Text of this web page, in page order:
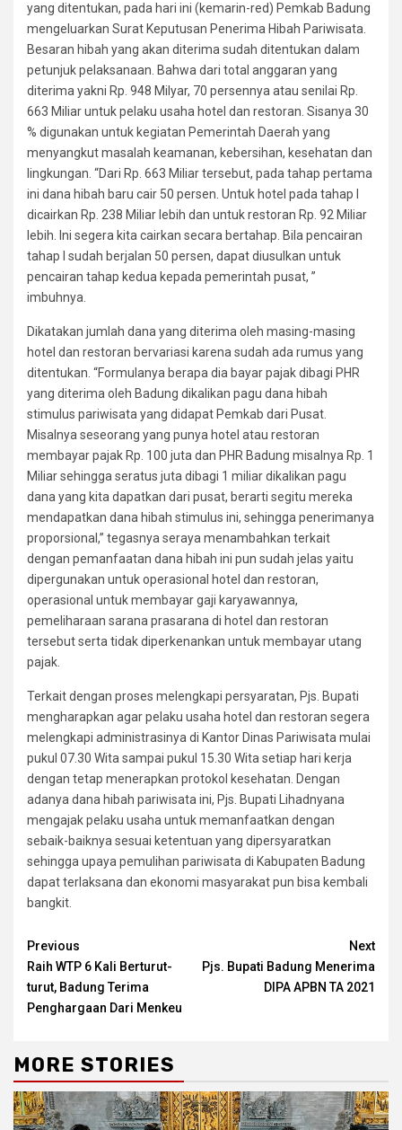
yang ditentukan, pada hari ini (kemarin-red) Pemkab Badung
mengeluarkan Surat Keputusan Penerima Hibah Pariwisata.
Besaran hibah yang akan diterima sudah ditentukan dalam
petunjuk pelaksanaan. Bahwa dari total anggaran yang
diterima yakni Rp. 948 Milyar, 70 persennya atau senilai Rp.
663 Miliar untuk pelaku usaha hotel dan restoran. Sisanya 30
% digunakan untuk kegiatan Pemerintah Daerah yang
menyangkut masalah keamanan, kebersihan, kesehatan dan
lingkungan. “Dari Rp. 663 Miliar tersebut, pada tahap pertama
ini dana hibah baru cair 50 persen. Untuk hotel pada tahap I
dicairkan Rp. 238 Miliar lebih dan untuk restoran Rp. 92 Miliar
lebih. Ini segera kita cairkan secara bertahap. Bila pencairan
tahap I sudah berjalan 50 persen, dapat diusulkan untuk
pencairan tahap kedua kepada pemerintah pusat, ”
imbuhnya.
Dikatakan jumlah dana yang diterima oleh masing-masing
hotel dan restoran bervariasi karena sudah ada rumus yang
ditentukan. “Formulanya berapa dia bayar pajak dibagi PHR
yang diterima oleh Badung dikalikan pagu dana hibah
stimulus pariwisata yang didapat Pemkab dari Pusat.
Misalnya seseorang yang punya hotel atau restoran
membayar pajak Rp. 100 juta dan PHR Badung misalnya Rp. 1
Miliar sehingga seratus juta dibagi 1 miliar dikalikan pagu
dana yang kita dapatkan dari pusat, berarti segitu mereka
mendapatkan dana hibah stimulus ini, sehingga penerimanya
proporsional,” tegasnya seraya menambahkan terkait
dengan pemanfaatan dana hibah ini pun sudah jelas yaitu
dipergunakan untuk operasional hotel dan restoran,
operasional untuk membayar gaji karyawannya,
pemeliharaan sarana prasarana di hotel dan restoran
tersebut serta tidak diperkenankan untuk membayar utang
pajak.
Terkait dengan proses melengkapi persyaratan, Pjs. Bupati
mengharapkan agar pelaku usaha hotel dan restoran segera
melengkapi administrasinya di Kantor Dinas Pariwisata mulai
pukul 07.30 Wita sampai pukul 15.30 Wita setiap hari kerja
dengan tetap menerapkan protokol kesehatan. Dengan
adanya dana hibah pariwisata ini, Pjs. Bupati Lihadnyana
mengajak pelaku usaha untuk memanfaatkan dengan
sebaik-baiknya sesuai ketentuan yang dipersyaratkan
sehingga upaya pemulihan pariwisata di Kabupaten Badung
dapat terlaksana dan ekonomi masyarakat pun bisa kembali
bangkit.
Continue
Reading
Previous
Raih WTP 6 Kali Berturut-
turut, Badung Terima
Penghargaan Dari Menkeu
Next
Pjs. Bupati Badung Menerima
DIPA APBN TA 2021
MORE STORIES